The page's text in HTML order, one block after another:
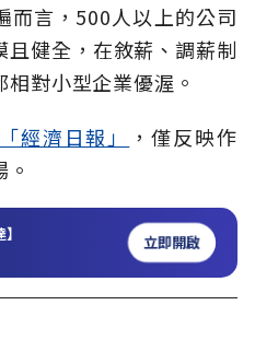
而言，500人以上的公司
健全，在敘薪、調薪制
對小型企業優渥。
「經濟日報」
，僅反映作
立即開啟